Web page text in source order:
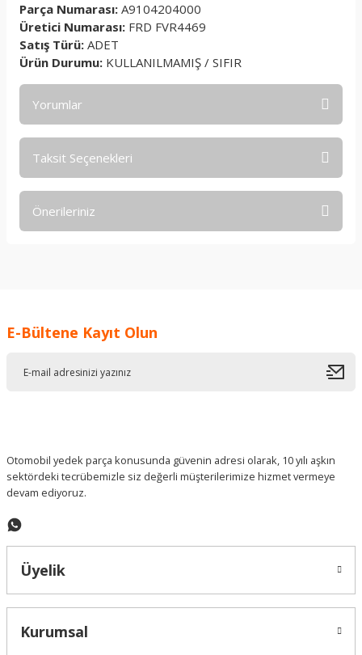
Parça Numarası: A9104204000
Üretici Numarası: FRD FVR4469
Satış Türü: ADET
Ürün Durumu: KULLANILMAMIŞ / SIFIR
Yorumlar
Taksit Seçenekleri
Önerileriniz
Ürün resmi kalitesiz, bozuk veya görüntülenemiyor.
E-Bültene Kayıt Olun
Otomobil yedek parça konusunda güvenin adresi olarak, 10 yılı aşkın
sektördeki tecrübemizle siz değerli müşterilerimize hizmet vermeye
devam ediyoruz.
Üyelik
Kurumsal